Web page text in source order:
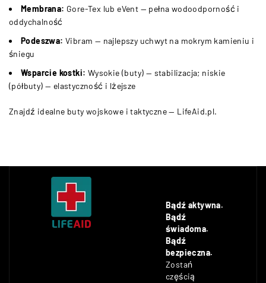
Membrana: Gore-Tex lub eVent — pełna wodoodporność i
oddychalność
Podeszwa: Vibram — najlepszy uchwyt na mokrym kamieniu i
śniegu
Wsparcie kostki: Wysokie (buty) — stabilizacja; niskie
(półbuty) — elastyczność i lżejsze
Znajdź idealne buty wojskowe i taktyczne — LifeAid.pl.
Bądź aktywna.
Bądź
świadoma.
Bądź
bezpieczna.
Zostań
częścią